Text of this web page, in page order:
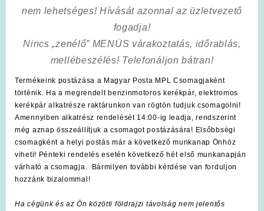
nem lehetséges! Hívását azonnal az üzletvezető
fogadja!
Nincs „zenélő” MENÜS várakoztatás, időrablás,
mellébeszélés! Telefonáljon bátran!
Termékeink postázása a Magyar Posta MPL Csomagjaként
történik. Ha a megrendelt benzinmotoros kerékpár, elektromos
kerékpár alkatrésze raktárunkon van rögtön tudjuk csomagolni!
Amennyiben alkatrész rendelését 14:00-ig leadja, rendszerint
még aznap összeállítjuk a csomagot postázására! Elsőbbségi
csomagként a helyi postás már a következő munkanap Önhöz
viheti! Pénteki rendelés esetén következő hét első munkanapján
várható a csomagja. Bármilyen további kérdése van forduljon
hozzánk bizalommal!
Ha cégünk és az Ön közötti földrajzi távolság nem jelentős